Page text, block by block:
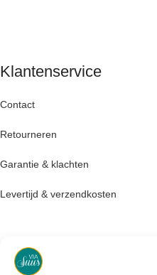
Klantenservice
Contact
Retourneren
Garantie & klachten
Levertijd & verzendkosten